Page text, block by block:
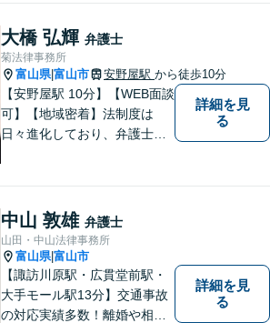
ますので、ぜひ一度ご相談く
ださい。【JR「砺波駅」10
分】
大橋 弘輝 弁護士
菊法律事務所
富山県|富山市 安野屋駅 から徒歩10分
【安野屋駅 10分】【WEB面談
可】【地域密着】法制度は
日々進化しており、弁護士に
の声にしっかり耳を傾ける姿
勢は変わりません。
詳細を見
る
中山 敦雄 弁護士
山田・中山法律事務所
富山県|富山市
【諏訪川原駅・広貫堂前駅・
大手モール駅13分】交通事故
の対応実績多数！離婚や相続
詳細を見
る